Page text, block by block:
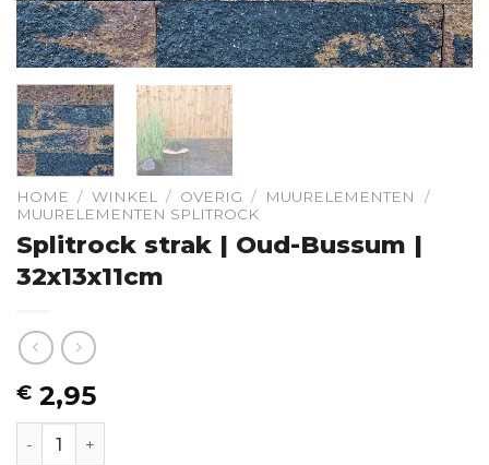
HOME / WINKEL / OVERIG / MUURELEMENTEN
/
MUURELEMENTEN SPLITROCK
Splitrock strak | Oud-Bussum |
32x13x11cm
€ 2,95
Splitrock strak | Oud-Bussum | 32x13x11cm hoeveelheid